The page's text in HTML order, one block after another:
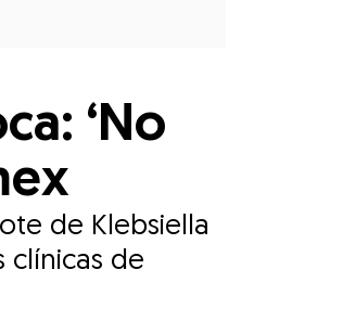
‘No
de Klebsiella
clínicas de